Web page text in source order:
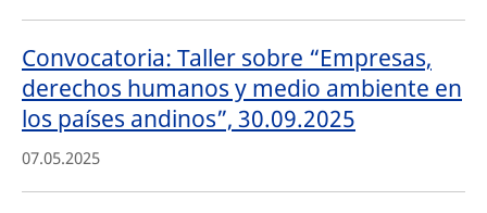
Convocatoria: Taller sobre “Empresas,
derechos humanos y medio ambiente en
los países andinos”, 30.09.2025
07.05.2025